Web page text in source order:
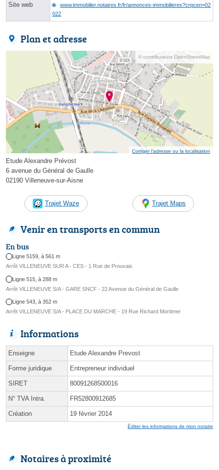
Site web
www.immobilier.notaires.fr/fr/annonces-immobilieres?crpcen=02
022
Plan et adresse
© contributeurs OpenStreetMap
Corriger l’adresse ou la localisation
Etude Alexandre Prévost
6 avenue du Général de Gaulle
02190 Villeneuve-sur-Aisne
Trajet Waze Trajet Maps
Venir en transports en commun
En bus
Ligne 5159, à 561 m
Arrêt VILLENEUVE SUR A - CES - 1 Rue de Prouvais
Ligne 515, à 288 m
Arrêt VILLENEUVE S/A - GARE SNCF - 22 Avenue du Général de Gaulle
Ligne 543, à 352 m
Arrêt VILLENEUVE S/A - PLACE DU MARCHE - 19 Rue Richard Mortimer
Informations
Enseigne Etude Alexandre Prevost
Forme juridique Entrepreneur individuel
SIRET 80091268500016
N° TVA Intra. FR52800912685
Création 19 février 2014
Éditer les informations de mon notaire
Notaires à proximité